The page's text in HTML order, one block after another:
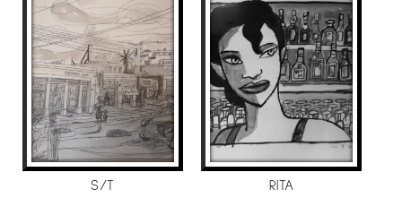
Des de jove la seva mirada cap al món
imagina formes, històries i personatges que
escapen de qualsevol etiqueta i estereotip.
Mostrant sempre el seu particular univers vital,
ple d’històries, personatges, divertides
cal·ligrafies i les seves línies distorsionades que
trenquen límits.
Pintor, dissenyador, dibuixant de còmics…
S/T RITA